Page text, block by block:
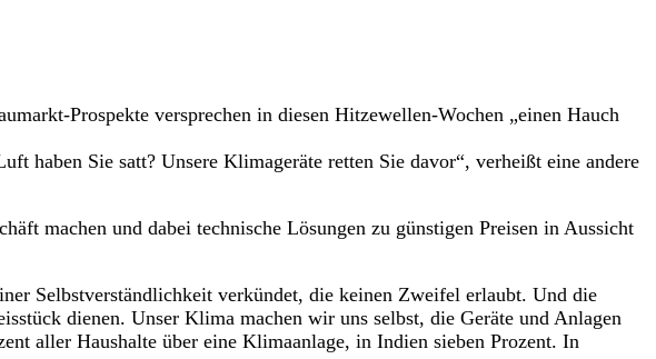
Prospekte versprechen in diesen Hitzewellen-Wochen „einen Hauch
haben Sie satt? Unsere Klimageräte retten Sie davor“, verheißt eine andere
machen und dabei technische Lösungen zu günstigen Preisen in Aussicht
Selbstverständlichkeit verkündet, die keinen Zweifel erlaubt. Und die
dienen. Unser Klima machen wir uns selbst, die Geräte und Anlagen
aller Haushalte über eine Klimaanlage, in Indien sieben Prozent. In